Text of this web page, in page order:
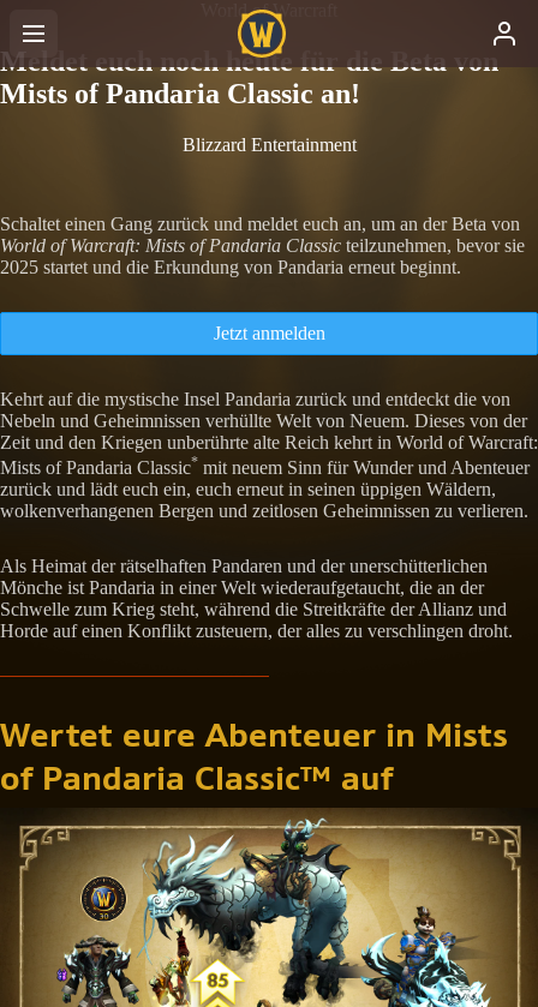
World of Warcraft
Meldet euch noch heute für die Beta von
Mists of Pandaria Classic an!
Blizzard Entertainment
Schaltet einen Gang zurück und meldet euch an, um an der Beta von
World of Warcraft: Mists of Pandaria Classic teilzunehmen, bevor sie
2025 startet und die Erkundung von Pandaria erneut beginnt.
Jetzt anmelden
Kehrt auf die mystische Insel Pandaria zurück und entdeckt die von
Nebeln und Geheimnissen verhüllte Welt von Neuem. Dieses von der
Zeit und den Kriegen unberührte alte Reich kehrt in World of Warcraft:
Mists of Pandaria Classic* mit neuem Sinn für Wunder und Abenteuer
zurück und lädt euch ein, euch erneut in seinen üppigen Wäldern,
wolkenverhangenen Bergen und zeitlosen Geheimnissen zu verlieren.
Als Heimat der rätselhaften Pandaren und der unerschütterlichen
Mönche ist Pandaria in einer Welt wiederaufgetaucht, die an der
Schwelle zum Krieg steht, während die Streitkräfte der Allianz und
Horde auf einen Konflikt zusteuern, der alles zu verschlingen droht.
Wertet eure Abenteuer in Mists
of Pandaria Classic™ auf